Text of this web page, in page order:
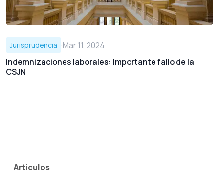
Jurisprudencia ·Mar 11, 2024
Indemnizaciones laborales: Importante fallo de la
CSJN
Artículos